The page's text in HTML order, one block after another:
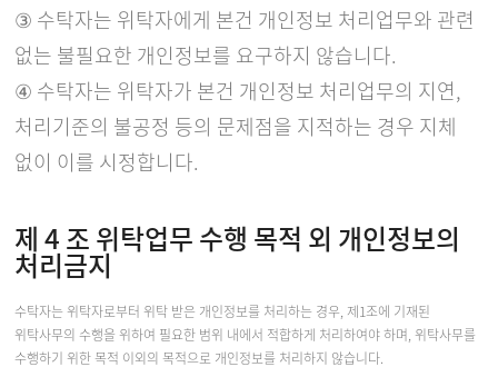
③ 수탁자는 위탁자에게 본건 개인정보 처리업무와 관련
없는 불필요한 개인정보를 요구하지 않습니다.
④ 수탁자는 위탁자가 본건 개인정보 처리업무의 지연,
처리기준의 불공정 등의 문제점을 지적하는 경우 지체
없이 이를 시정합니다.
제 4 조 위탁업무 수행 목적 외 개인정보의
처리금지
수탁자는 위탁자로부터 위탁 받은 개인정보를 처리하는 경우, 제1조에 기재된
위탁사무의 수행을 위하여 필요한 범위 내에서 적합하게 처리하여야 하며, 위탁사무를
수행하기 위한 목적 이외의 목적으로 개인정보를 처리하지 않습니다.